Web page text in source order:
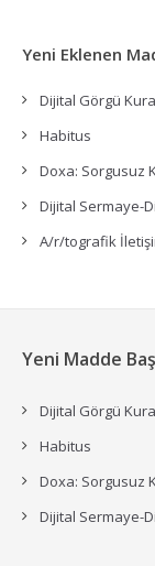
Yeni Eklenen
Dijital Görgü
Habitus
Doxa: Sorgusuz
Dijital Sermaye-
A/r/tografik
Yeni Madde
Dijital Görgü
Habitus
Doxa: Sorgusuz
Dijital Sermaye-